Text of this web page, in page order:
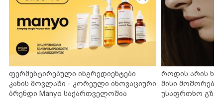
ფერმენტირებული ინგრედიენტები
კანის მოვლაში - კორეული ინოვაციური
ბრენდი Manyo საქართველოშია
როდის არის
მისი
უსაფრთხო